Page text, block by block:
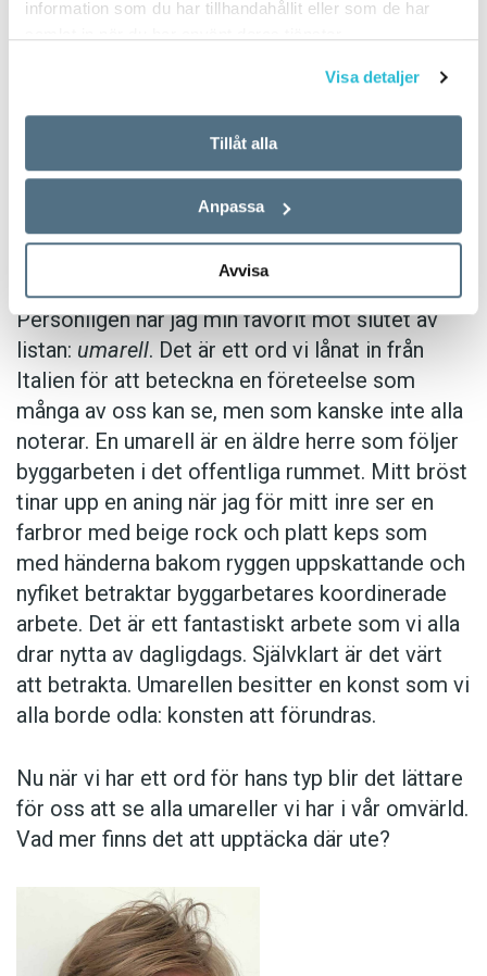
information som du har tillhandahållit eller som de har
Visa detaljer
Tillåt alla
Anpassa
Avvisa
formar också aktivt samhället. Det spelar alltså
roll vad vi har för ord för att beskriva vår
bratsommar
perioden som en livsstil. Ett ord som
hjälper oss att se utmaningar i omställningen till
mer förnybart produ­cerad el. Och med ordet
rawdogga
Personligen har jag min favorit mot slutet av
listan: umarell. Det är ett ord vi lånat in från
Italien för att beteckna en företeelse som
många av oss kan se, men som kanske inte alla
noterar. En umarell är en äldre herre som följer
byggarbeten i det offentliga rummet. Mitt bröst
tinar upp en aning när jag för mitt inre ser en
farbror med beige rock och platt keps som
med händerna bakom ­ryggen upp­skattande och
nyfiket betraktar bygg­arbetares koordinerade
arbete. Det är ett fantastiskt arbete som vi alla
drar nytta av dagligdags. Självklart är det värt
att betrakta. Umarellen besitter en konst som vi
alla borde odla: konsten att förundras.
Nu när vi har ett ord för hans typ blir det lättare
för oss att se alla umareller vi har i vår omvärld.
Vad mer finns det att upptäcka där ute?